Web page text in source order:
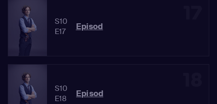
S10
E17
Episod
S10
E18
Episod